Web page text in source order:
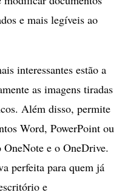
e mais legíveis ao
interessantes estão a
as imagens tiradas
Além disso, permite
Word, PowerPoint ou
e o OneDrive.
perfeita para quem já
e